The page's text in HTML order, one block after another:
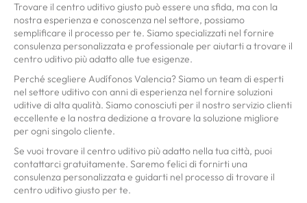
Trovare il centro uditivo giusto può essere una sfida, ma con la
nostra esperienza e conoscenza nel settore, possiamo
semplificare il processo per te. Siamo specializzati nel fornire
consulenza personalizzata e professionale per aiutarti a trovare il
centro uditivo più adatto alle tue esigenze.
Perché scegliere Audífonos Valencia? Siamo un team di esperti
nel settore uditivo con anni di esperienza nel fornire soluzioni
uditive di alta qualità. Siamo conosciuti per il nostro servizio clienti
eccellente e la nostra dedizione a trovare la soluzione migliore
per ogni singolo cliente.
Se vuoi trovare il centro uditivo più adatto nella tua città, puoi
contattarci gratuitamente. Saremo felici di fornirti una
consulenza personalizzata e guidarti nel processo di trovare il
centro uditivo giusto per te.